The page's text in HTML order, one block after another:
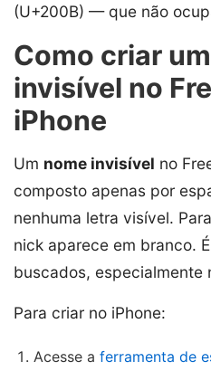
(U+200B) — que não
Como criar
invisível no
iPhone
Um nome invisível no
composto apenas por
nenhuma letra visível.
nick aparece em branco.
buscados, especialmente
Para criar no iPhone:
Acesse a ferramenta de